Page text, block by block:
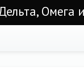
Омега